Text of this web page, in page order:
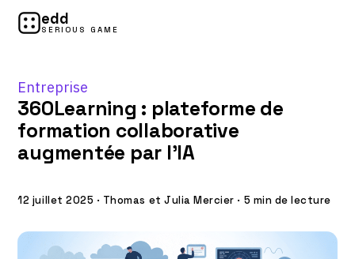
edd
SERIOUS GAME
Entreprise
360Learning : plateforme de
formation collaborative
augmentée par l’IA
12 juillet 2025 · Thomas et Julia Mercier · 5 min de lecture